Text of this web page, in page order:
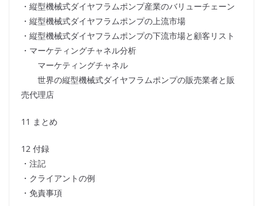
・縦型機械式ダイヤフラムポンプ産業のバリューチェーン
・縦型機械式ダイヤフラムポンプの上流市場
・縦型機械式ダイヤフラムポンプの下流市場と顧客リスト
・マーケティングチャネル分析
マーケティングチャネル
世界の縦型機械式ダイヤフラムポンプの販売業者と販
売代理店
11 まとめ
12 付録
・注記
・クライアントの例
・免責事項